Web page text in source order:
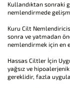
Kullandıktan sonraki
nemlendirmede
Kuru Cilt
sonra ve yatmadan
nemlendirmek için en
Hassas Ciltler İçin
yağsız ve
gereklidir, fazla